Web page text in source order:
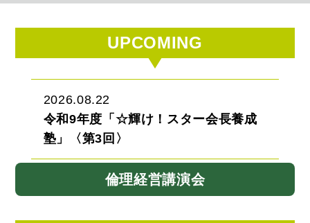
UPCOMING
2026.08.22
令和9年度「☆輝け！スター会長養成
塾」〈第3回〉
倫理経営講演会